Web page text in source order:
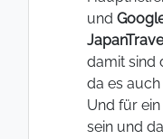
und
damit sind
da es
Und für
sein und